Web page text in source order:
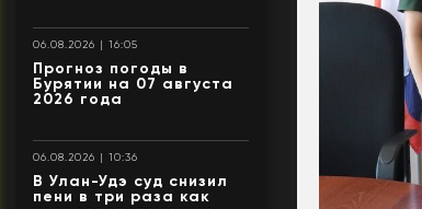
06.08.2026 | 16:05
Прогноз погоды в
Бурятии на 07 августа
2026 года
06.08.2026 | 10:36
В Улан-Удэ суд снизил
пени в три раза как